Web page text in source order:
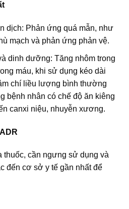
dịch: Phản ứng quá mẫn, như
mạch và phản ứng phản vệ.
dinh dưỡng: Tăng nhôm trong
máu, khi sử dụng kéo dài
chí liều lượng bình thường
bệnh nhân có chế độ ăn kiêng
canxi niệu, nhuyễn xương.
thuốc, cần ngưng sử dụng và
đến cơ sở y tế gần nhất để